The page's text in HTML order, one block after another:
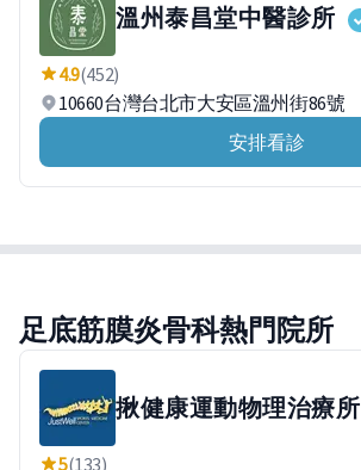
溫州泰昌堂中醫診所
4.9(452)
10660台灣台北市大安區溫州街86號
安排看診
足底筋膜炎骨科熱門院所
揪健康運動物理治療所
5(133)